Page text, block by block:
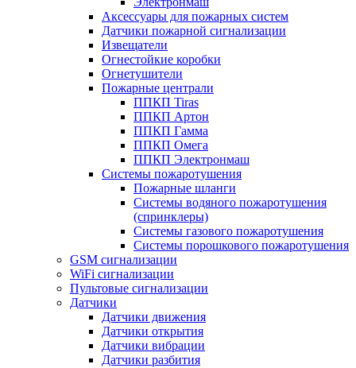
Аксессуары для пожарных систем
Датчики пожарной сигнализации
Извещатели
Огнестойкие коробки
Огнетушители
Пожарные централи
ППКП Tiras
ППКП Артон
ППКП Гамма
ППКП Омега
ППКП Электронмаш
Системы пожаротушения
Пожарные шланги
Системы водяного пожаротушения
(спринклеры)
Системы газового пожаротушения
Системы порошкового пожаротушения
GSM сигнализации
WiFi сигнализации
Пультовые сигнализации
Датчики
Датчики движения
Датчики открытия
Датчики вибрации
Датчики разбития